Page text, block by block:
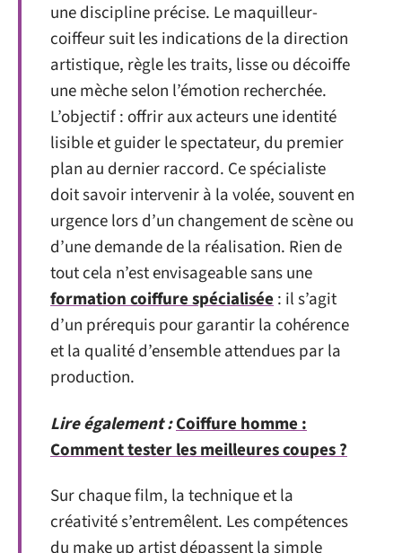
une discipline précise. Le maquilleur-
coiffeur suit les indications de la direction
artistique, règle les traits, lisse ou décoiffe
une mèche selon l’émotion recherchée.
L’objectif : offrir aux acteurs une identité
lisible et guider le spectateur, du premier
plan au dernier raccord. Ce spécialiste
doit savoir intervenir à la volée, souvent en
urgence lors d’un changement de scène ou
d’une demande de la réalisation. Rien de
tout cela n’est envisageable sans une
formation coiffure spécialisée: il s’agit
d’un prérequis pour garantir la cohérence
et la qualité d’ensemble attendues par la
production.
Lire également :Coiffure homme :
Comment tester les meilleures coupes ?
Sur chaque film, la technique et la
créativité s’entremêlent. Les compétences
du make up artist dépassent la simple